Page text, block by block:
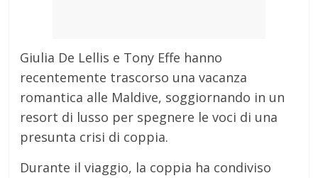
Giulia De Lellis e Tony Effe hanno
recentemente trascorso una vacanza
romantica alle Maldive, soggiornando in un
resort di lusso per spegnere le voci di una
presunta crisi di coppia.
Durante il viaggio, la coppia ha condiviso